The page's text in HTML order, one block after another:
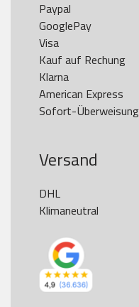
Paypal
GooglePay
Visa
Kauf auf Rechung
Klarna
American Express
Versand
DHL
Klimaneutral